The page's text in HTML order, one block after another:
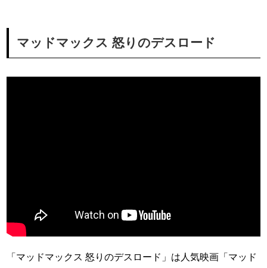
マッドマックス 怒りのデスロード
「マッドマックス 怒りのデスロード」は人気映画「マッド